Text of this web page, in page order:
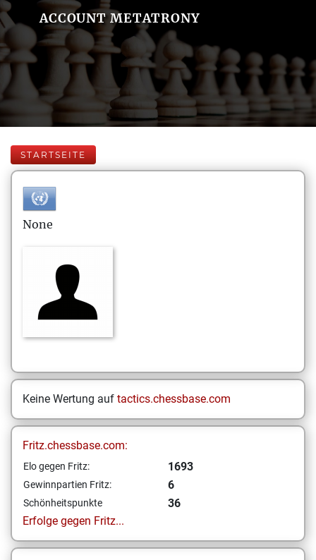
ACCOUNT METATRONY
STARTSEITE
None
Keine Wertung auf tactics.chessbase.com
Fritz.chessbase.com:
Elo gegen Fritz: 1693
Gewinnpartien Fritz: 6
Schönheitspunkte
36
Erfolge gegen Fritz...